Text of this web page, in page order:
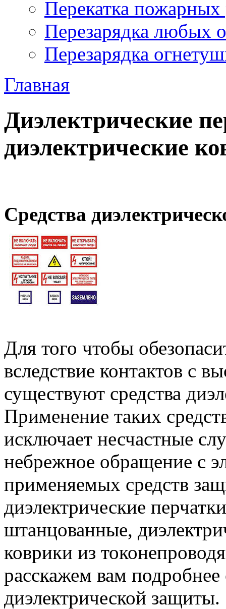
Перекатка пожарных
Перезарядка любых
Перезарядка
Главная
Диэлектрические
диэлектрические
Средства
Для того чтобы
вследствие контактов с
существуют средства
Применение таких
исключает несчастные
небрежное обращение с
применяемых средств
диэлектрические
штанцованные,
коврики из
расскажем вам
диэлектрической защиты.